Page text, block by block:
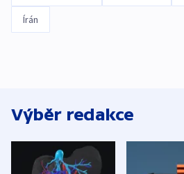
Írán
Výběr redakce